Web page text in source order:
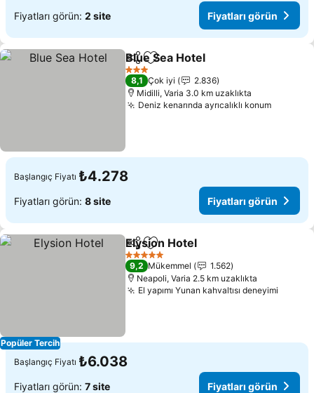
Fiyatları görün: 2 site Fiyatları görün
PaylaşFavorilerime ekle
Blue Sea Hotel
3 Yıldız
8,1 Çok iyi
2.836
Midilli, Varia 3.0 km uzaklıkta
Deniz kenarında ayrıcalıklı konum
Başlangıç Fiyatı ₺4.278
Fiyatları görün: 8 site Fiyatları görün
Popüler Tercih
PaylaşFavorilerime ekle
Elysion Hotel
5 Yıldız
9,2 Mükemmel
1.562
Neapoli, Varia 2.5 km uzaklıkta
El yapımı Yunan kahvaltısı deneyimi
Başlangıç Fiyatı ₺6.038
Fiyatları görün: 7 site Fiyatları görün